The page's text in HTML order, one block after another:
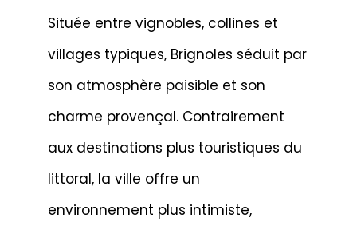
Située entre vignobles, collines et
villages typiques, Brignoles séduit par
son atmosphère paisible et son
charme provençal. Contrairement
aux destinations plus touristiques du
littoral, la ville offre un
environnement plus intimiste,